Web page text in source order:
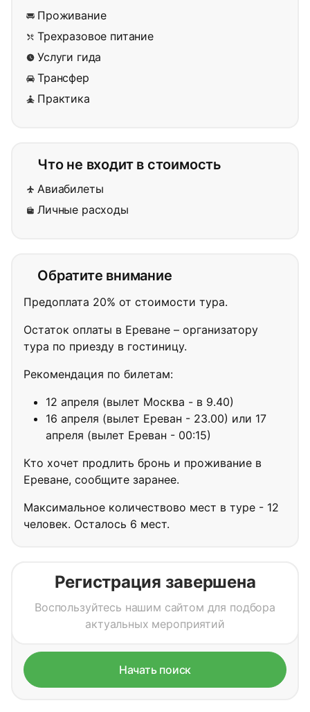
Проживание
Трехразовое питание
Услуги гида
Трансфер
Практика
Что не входит в стоимость
Авиабилеты
Личные расходы
Обратите внимание
Предоплата 20% от стоимости тура.
Остаток оплаты в Ереване – организатору
тура по приезду в гостиницу.
Рекомендация по билетам:
12 апреля (вылет Москва - в 9.40)
16 апреля (вылет Ереван - 23.00) или 17
апреля (вылет Ереван - 00:15)
Кто хочет продлить бронь и проживание в
Ереване, сообщите заранее.
Максимальное количествово мест в туре - 12
человек. Осталось 6 мест.
Регистрация завершена
Воспользуйтесь нашим сайтом для подбора
актуальных мероприятий
Начать поиск